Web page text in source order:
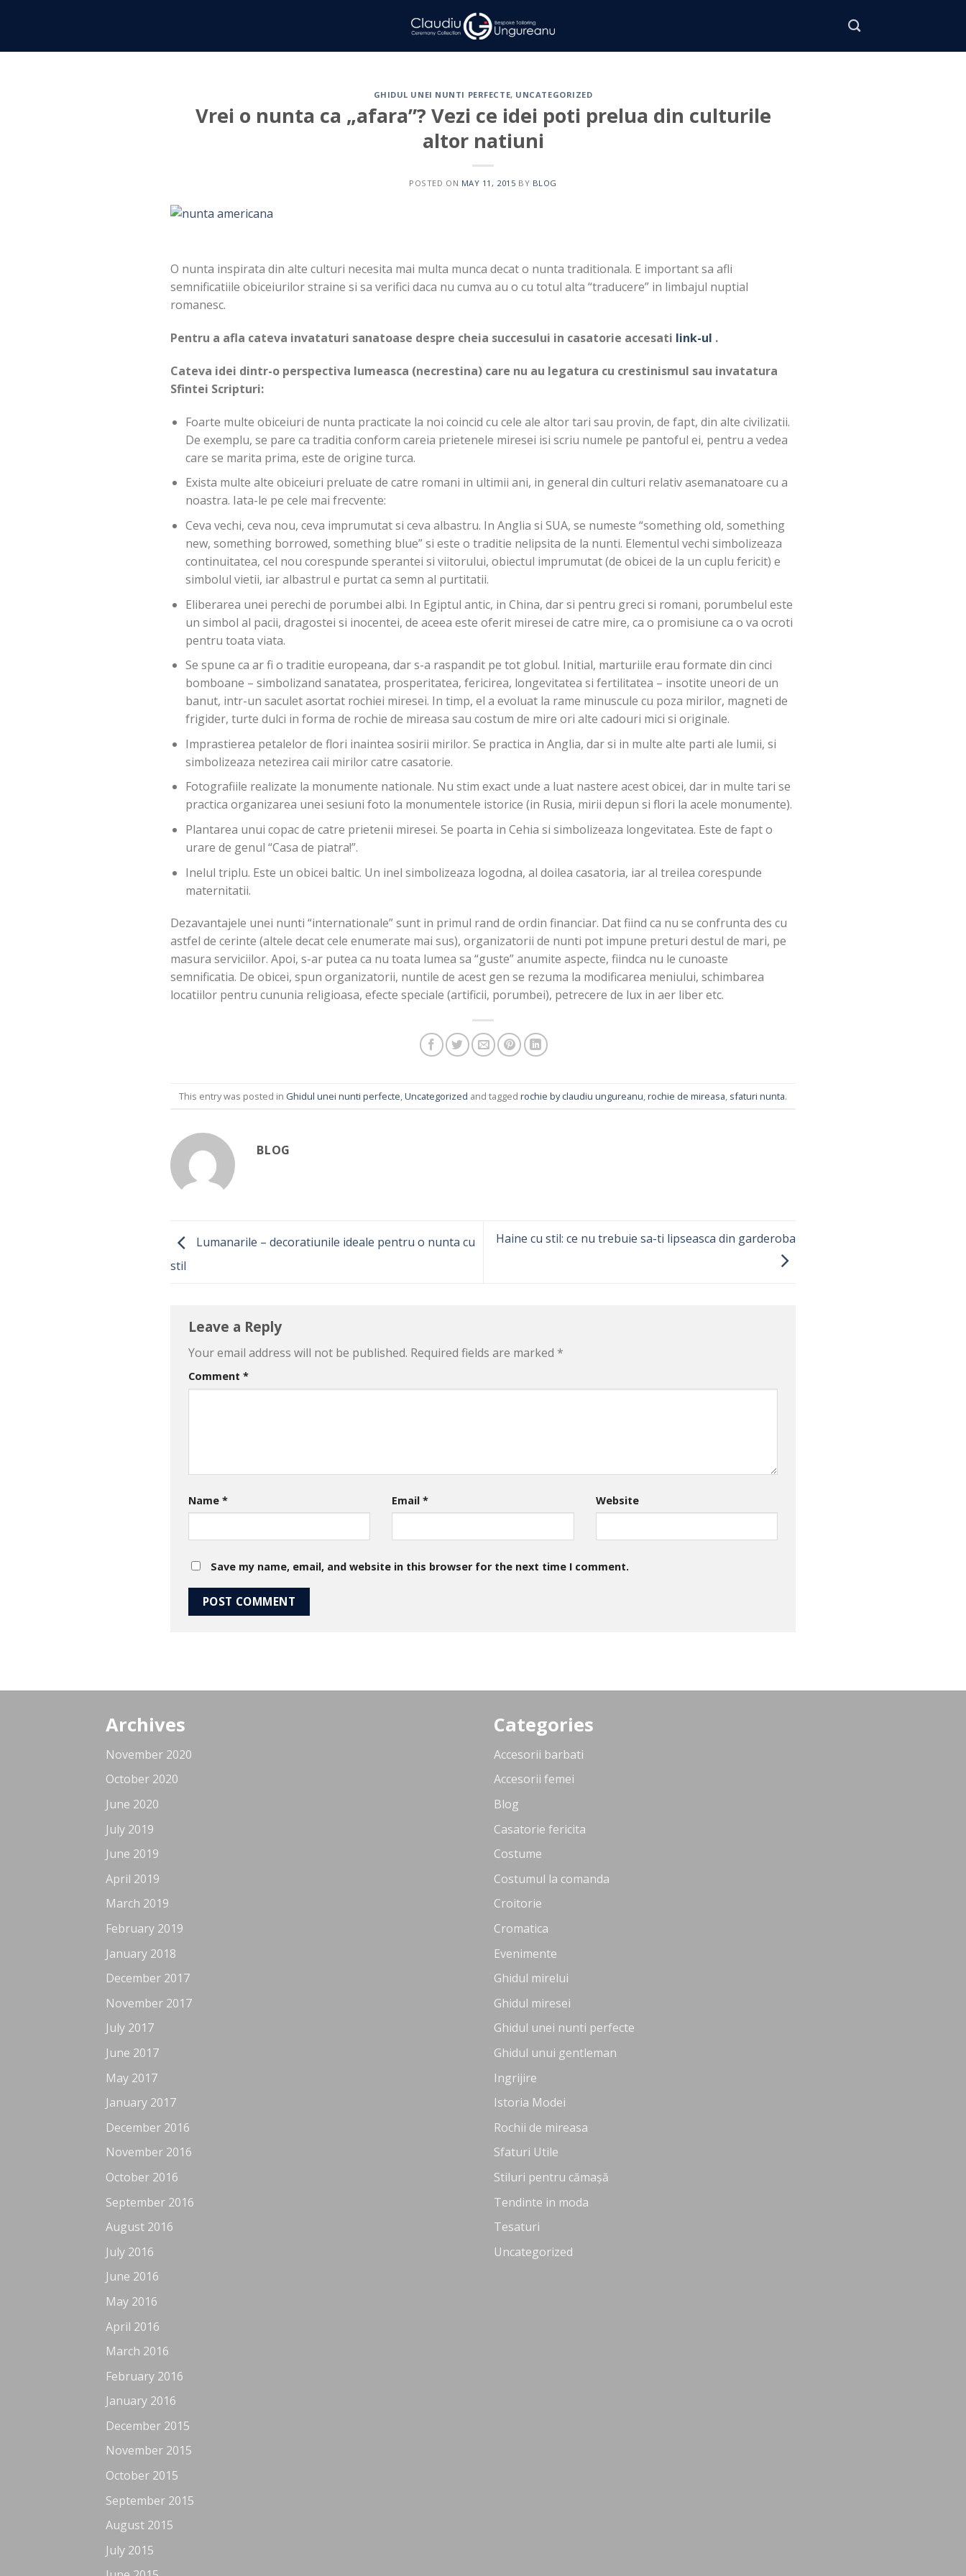
GHIDUL UNEI NUNTI PERFECTE, UNCATEGORIZED
Vrei o nunta ca „afara”? Vezi ce idei poti prelua din culturile
altor natiuni
POSTED ON MAY 11, 2015 BY BLOG
O nunta inspirata din alte culturi necesita mai multa munca decat o nunta traditionala. E important sa afli
semnificatiile obiceiurilor straine si sa verifici daca nu cumva au o cu totul alta “traducere” in limbajul nuptial
romanesc.
Pentru a afla cateva invataturi sanatoase despre cheia succesului in casatorie accesati link-ul .
Cateva idei dintr-o perspectiva lumeasca (necrestina) care nu au legatura cu crestinismul sau invatatura
Sfintei Scripturi:
Foarte multe obiceiuri de nunta practicate la noi coincid cu cele ale altor tari sau provin, de fapt, din alte civilizatii.
De exemplu, se pare ca traditia conform careia prietenele miresei isi scriu numele pe pantoful ei, pentru a vedea
care se marita prima, este de origine turca.
Exista multe alte obiceiuri preluate de catre romani in ultimii ani, in general din culturi relativ asemanatoare cu a
noastra. Iata-le pe cele mai frecvente:
Ceva vechi, ceva nou, ceva imprumutat si ceva albastru. In Anglia si SUA, se numeste “something old, something
new, something borrowed, something blue” si este o traditie nelipsita de la nunti. Elementul vechi simbolizeaza
continuitatea, cel nou corespunde sperantei si viitorului, obiectul imprumutat (de obicei de la un cuplu fericit) e
simbolul vietii, iar albastrul e purtat ca semn al purtitatii.
Eliberarea unei perechi de porumbei albi. In Egiptul antic, in China, dar si pentru greci si romani, porumbelul este
un simbol al pacii, dragostei si inocentei, de aceea este oferit miresei de catre mire, ca o promisiune ca o va ocroti
pentru toata viata.
Se spune ca ar fi o traditie europeana, dar s-a raspandit pe tot globul. Initial, marturiile erau formate din cinci
bomboane – simbolizand sanatatea, prosperitatea, fericirea, longevitatea si fertilitatea – insotite uneori de un
banut, intr-un saculet asortat rochiei miresei. In timp, el a evoluat la rame minuscule cu poza mirilor, magneti de
frigider, turte dulci in forma de rochie de mireasa sau costum de mire ori alte cadouri mici si originale.
Imprastierea petalelor de flori inaintea sosirii mirilor. Se practica in Anglia, dar si in multe alte parti ale lumii, si
simbolizeaza netezirea caii mirilor catre casatorie.
Fotografiile realizate la monumente nationale. Nu stim exact unde a luat nastere acest obicei, dar in multe tari se
practica organizarea unei sesiuni foto la monumentele istorice (in Rusia, mirii depun si flori la acele monumente).
Plantarea unui copac de catre prietenii miresei. Se poarta in Cehia si simbolizeaza longevitatea. Este de fapt o
urare de genul “Casa de piatra!”.
Inelul triplu. Este un obicei baltic. Un inel simbolizeaza logodna, al doilea casatoria, iar al treilea corespunde
maternitatii.
Dezavantajele unei nunti “internationale” sunt in primul rand de ordin financiar. Dat fiind ca nu se confrunta des cu
astfel de cerinte (altele decat cele enumerate mai sus), organizatorii de nunti pot impune preturi destul de mari, pe
masura serviciilor. Apoi, s-ar putea ca nu toata lumea sa “guste” anumite aspecte, fiindca nu le cunoaste
semnificatia. De obicei, spun organizatorii, nuntile de acest gen se rezuma la modificarea meniului, schimbarea
locatiilor pentru cununia religioasa, efecte speciale (artificii, porumbei), petrecere de lux in aer liber etc.
This entry was posted in Ghidul unei nunti perfecte,Uncategorized and tagged rochie by claudiu ungureanu,rochie de mireasa, sfaturi nunta.
BLOG
Lumanarile – decoratiunile ideale pentru o nunta cu
stil
Haine cu stil: ce nu trebuie sa-ti lipseasca din garderoba
Leave a Reply
Your email address will not be published. Required fields are marked *
Comment *
Name * Email* Website
Save my name, email, and website in this browser for the next time I comment.
Archives
November 2020
October 2020
June 2020
July 2019
June 2019
April 2019
March 2019
February 2019
January 2018
December 2017
November 2017
July 2017
June 2017
May 2017
January 2017
December 2016
November 2016
October 2016
September 2016
August 2016
July 2016
June 2016
May 2016
April 2016
March 2016
February 2016
January 2016
December 2015
November 2015
October 2015
September 2015
August 2015
July 2015
Categories
Accesorii barbati
Accesorii femei
Blog
Casatorie fericita
Costume
Costumul la comanda
Croitorie
Cromatica
Evenimente
Ghidul mirelui
Ghidul miresei
Ghidul unei nunti perfecte
Ghidul unui gentleman
Ingrijire
Istoria Modei
Rochii de mireasa
Sfaturi Utile
Stiluri pentru cămașă
Tendinte in moda
Tesaturi
Uncategorized